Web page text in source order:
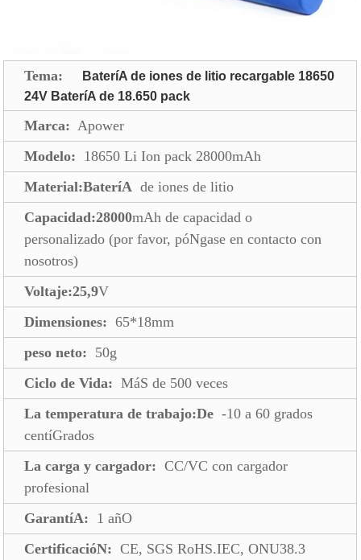
Tema:
BateríA de iones de litio recargable 18650
24V BateríA de 18.650 pack
Marca: Apower
Modelo: 18650 Li Ion pack 28000mAh
Material:BateríA de iones de litio
Capacidad:28000mAh de capacidad o
personalizado (por favor, póNgase en contacto con
nosotros)
Voltaje:25,9V
Dimensiones: 65*18mm
peso neto: 50g
Ciclo de Vida: MáS de 500 veces
La temperatura de trabajo:De -10 a 60 grados
centíGrados
La carga y cargador: CC/VC con cargador
profesional
GarantíA: 1 añO
CertificacióN: CE, SGS RoHS.IEC, ONU38.3